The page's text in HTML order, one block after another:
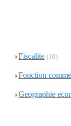
Fiscalite (10)
Fonction
Geographie